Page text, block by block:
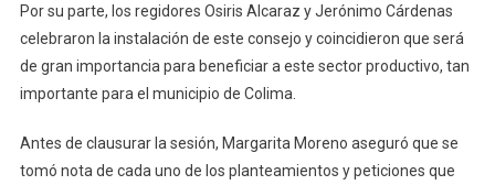
Por su parte, los regidores Osiris Alcaraz y Jerónimo Cárdenas
celebraron la instalación de este consejo y coincidieron que será
de gran importancia para beneficiar a este sector productivo, tan
importante para el municipio de Colima.
Antes de clausurar la sesión, Margarita Moreno aseguró que se
tomó nota de cada uno de los planteamientos y peticiones que